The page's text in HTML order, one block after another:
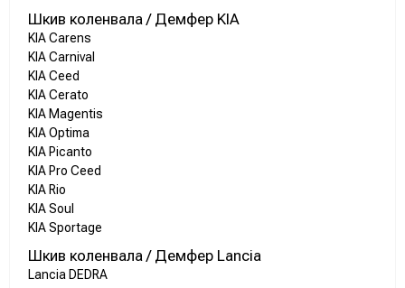
Шкив коленвала / Демфер KIA
KIA Carens
KIA Carnival
KIA Ceed
KIA Cerato
KIA Magentis
KIA Optima
KIA Picanto
KIA Pro Ceed
KIA Rio
KIA Soul
KIA Sportage
Шкив коленвала / Демфер Lancia
Lancia DEDRA